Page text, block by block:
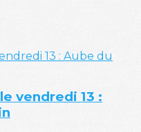
vendredi 13 :